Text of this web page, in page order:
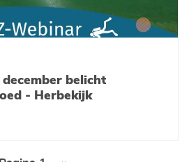
belicht
- Herbekijk